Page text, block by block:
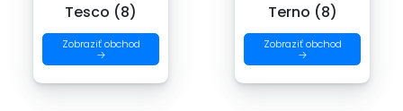
Tesco (8)
Zobraziť obchod
→
Terno (8)
Zobraziť obchod
→